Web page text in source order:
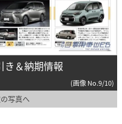
き＆納期情報
(画像 No.9/10)
写真へ